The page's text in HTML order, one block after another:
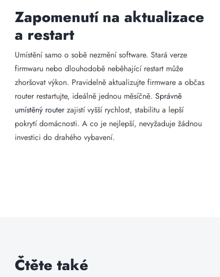
Zapomenutí na aktualizace
a restart
Umístění samo o sobě nezmění software. Stará verze
firmwaru nebo dlouhodobě neběhající restart může
zhoršovat výkon. Pravidelně aktualizujte firmware a občas
router restartujte, ideálně jednou měsíčně. Správně
umístěný routerzajistí vyšší rychlost, stabilitu a lepší
pokrytí domácnosti. A co je nejlepší, nevyžaduje žádnou
investici do drahého vybavení.
Čtěte také